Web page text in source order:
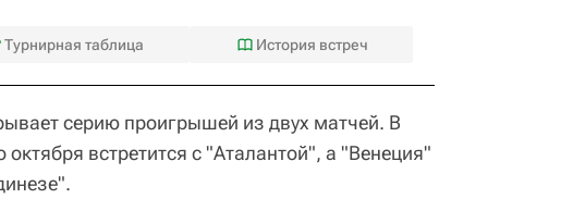
Турнирная таблица История встреч
серию проигрышей из двух матчей. В
встретится с "Аталантой", а "Венеция"